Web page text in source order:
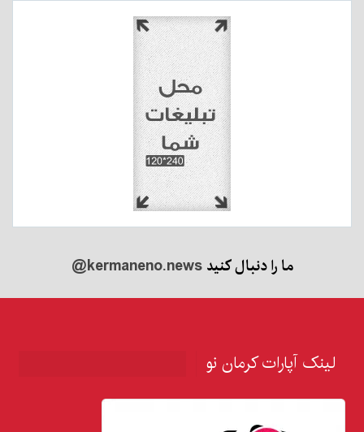
ما را دنبال کنید@kermaneno.news
لینک آپارات کرمان نو